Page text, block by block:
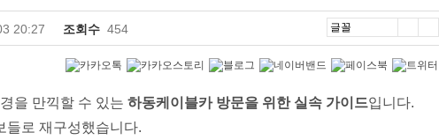
20:27 조회수 454
을 만끽할 수 있는 하동케이블카 방문을 위한 실속 가이드입니다.
들로 재구성했습니다.